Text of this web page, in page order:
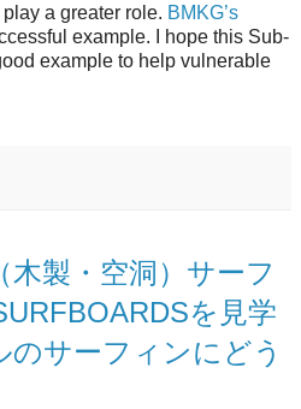
a greater role. BMKG’s
example. I hope this Sub-
example to help vulnerable
製・空洞）サーフ
を見学
のサーフィンにどう